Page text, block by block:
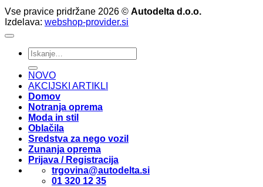
Vse pravice pridržane 2026 © Autodelta d.o.o.
Izdelava: webshop-provider.si
Išči:
NOVO
AKCIJSKI ARTIKLI
Domov
Notranja oprema
Moda in stil
Oblačila
Sredstva za nego vozil
Zunanja oprema
Prijava / Registracija
trgovina@autodelta.si
01 320 12 35